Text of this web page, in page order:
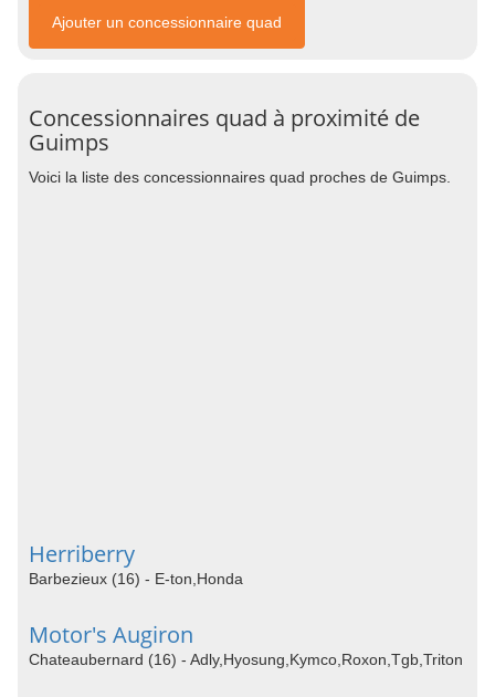
Ajouter un concessionnaire quad
Concessionnaires quad à proximité de
Guimps
Voici la liste des concessionnaires quad proches de Guimps.
Herriberry
Barbezieux (16) - E-ton,Honda
Motor's Augiron
Chateaubernard (16) - Adly,Hyosung,Kymco,Roxon,Tgb,Triton